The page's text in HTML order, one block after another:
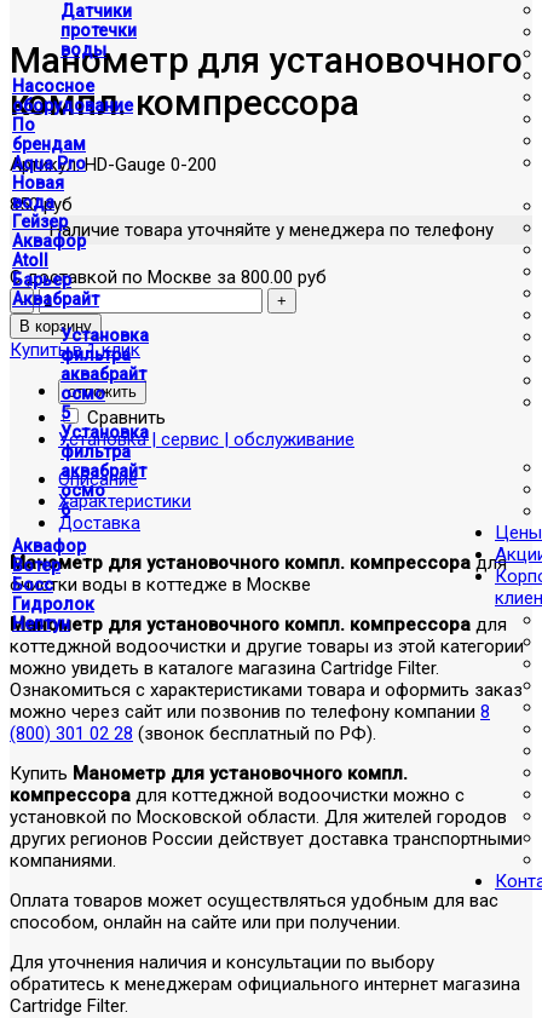
Датчики
протечки
воды
Насосное
оборудование
По
брендам
Aqua Pro
Новая
вода
Гейзер
Аквафор
Atoll
Барьер
Аквабрайт
Установка
фильтра
аквабрайт
осмо
5
Установка
фильтра
аквабрайт
осмо
6
Аквафор
Вотер
Босс
Гидролок
Нептун
Цены
Манометр для установочного
компл. компрессора
Артикул:HD-Gauge 0-200
850 руб
Наличие товара уточняйте у менеджера по телефону
С доставкой по Москве за 800.00 руб
Купить в 1 клик
отложить
Сравнить
Установка | сервис | обслуживание
Описание
Характеристики
Доставка
Манометр для установочного компл. компрессора для
очистки воды в коттедже в Москве
Манометр для установочного компл. компрессора для
коттеджной водоочистки и другие товары из этой категории
можно увидеть в каталоге магазина Cartridge Filter.
Ознакомиться с характеристиками товара и оформить заказ
можно через сайт или позвонив по телефону компании 8
(800) 301 02 28 (звонок бесплатный по РФ).
Купить Манометр для установочного компл.
компрессора для коттеджной водоочистки можно с
установкой по Московской области. Для жителей городов
других регионов России действует доставка транспортными
компаниями.
Оплата товаров может осуществляться удобным для вас
способом, онлайн на сайте или при получении.
Для уточнения наличия и консультации по выбору
обратитесь к менеджерам официального интернет магазина
Cartridge Filter.